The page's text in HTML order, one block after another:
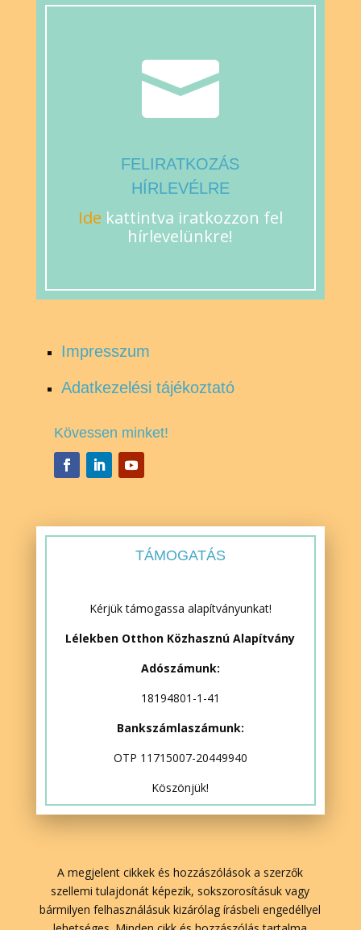

FELIRATKOZÁS
HÍRLEVÉLRE
Ide kattintva iratkozzon fel
hírlevelünkre!
Impresszum
Adatkezelési tájékoztató
Kövessen minket!
TÁMOGATÁS
Kérjük támogassa alapítványunkat!
Lélekben Otthon Közhasznú Alapítvány
Adószámunk:
18194801-1-41
Bankszámlaszámunk:
OTP 11715007-20449940
Köszönjük!
A megjelent cikkek és hozzászólások a szerzők
szellemi tulajdonát képezik, sokszorosításuk vagy
bármilyen felhasználásuk kizárólag írásbeli engedéllyel